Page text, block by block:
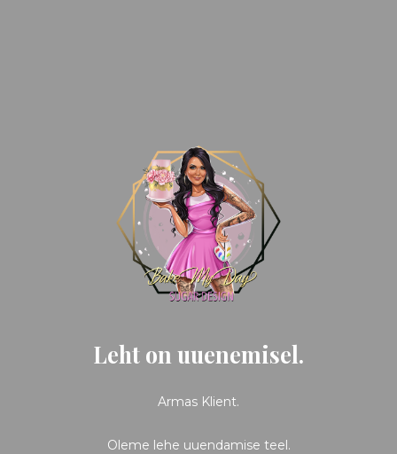
Leht on uuenemisel.
Armas Klient.
Oleme lehe uuendamise teel.